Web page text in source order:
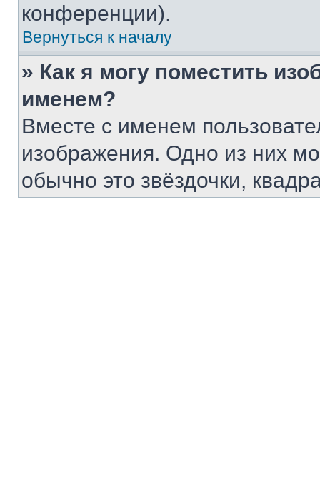
конференции).
Вернуться к началу
» Как я могу поместить
именем?
Вместе с именем
изображения. Одно из них
обычно это звёздочки,